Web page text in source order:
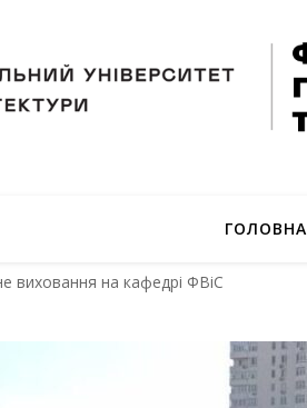
ГОЛОВНА
виховання на кафедрі ФВіС